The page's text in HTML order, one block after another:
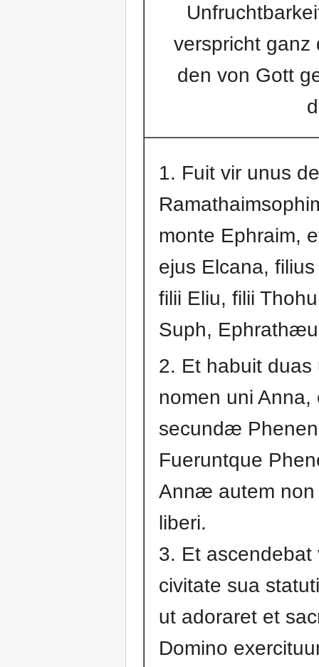
verspricht ganz
den von Gott
1. Fuit vir unus de
monte Ephraim,
ejus Elcana,
filii Eliu, filii
Suph,
2. Et habuit duas
nomen uni Anna,
secundæ
Fueruntque
Annæ autem non
liberi.
3. Et ascendebat
civitate sua
ut adoraret et
Domino